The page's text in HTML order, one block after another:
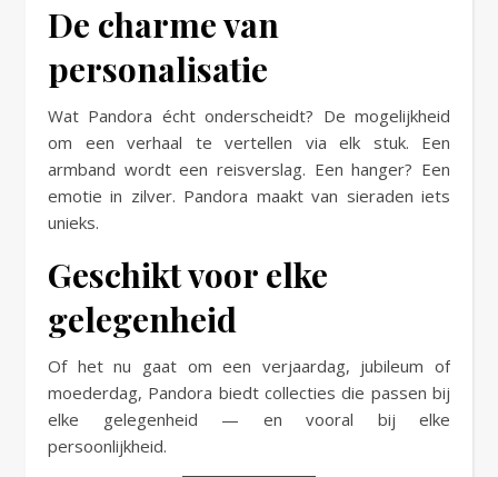
De charme van
personalisatie
Wat Pandora écht onderscheidt? De mogelijkheid
om een verhaal te vertellen via elk stuk. Een
armband wordt een reisverslag. Een hanger? Een
emotie in zilver. Pandora maakt van sieraden iets
unieks.
Geschikt voor elke
gelegenheid
Of het nu gaat om een verjaardag, jubileum of
moederdag, Pandora biedt collecties die passen bij
elke gelegenheid — en vooral bij elke
persoonlijkheid.